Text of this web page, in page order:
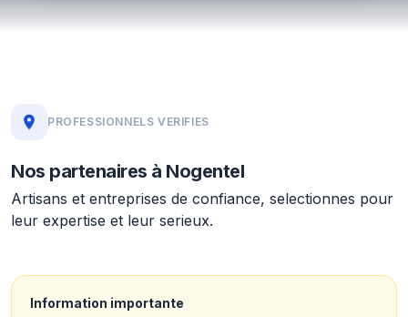
PROFESSIONNELS VERIFIES
Nos partenaires à Nogentel
Artisans et entreprises de confiance, selectionnes pour
leur expertise et leur serieux.
Information importante